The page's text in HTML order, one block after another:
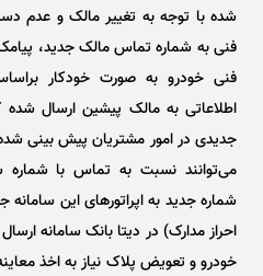
شده با توجه به تغییر مالک و عدم
فنی به شماره تماس مالک جدید،
فنی خودرو به صورت خودکار
اطلاعاتی به مالک پیشین ارسال
جدیدی در امور مشتریان پیش بینی
شماره جدید به اپراتور‌های این
احراز مدارک) در دیتا بانک سامانه
خودرو و تعویض پلاک نیاز به اخذ